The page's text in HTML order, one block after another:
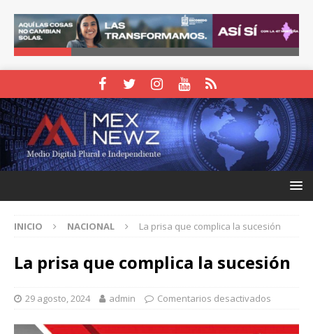
INICIO NACIONAL La prisa que complica la sucesión
La prisa que complica la sucesión
29 agosto, 2024 admin Comentarios desactivados